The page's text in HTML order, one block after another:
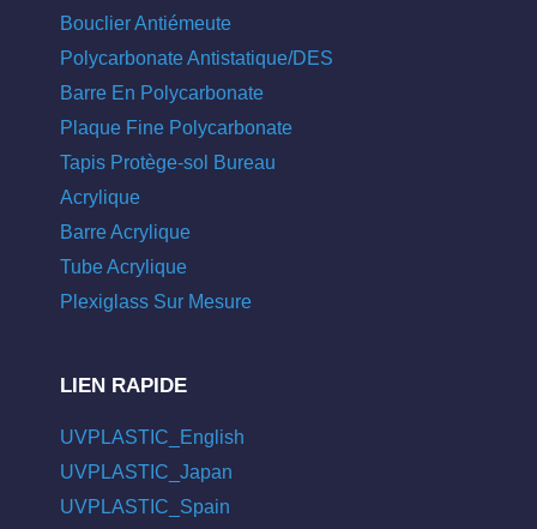
Bouclier Antiémeute
Polycarbonate Antistatique/DES
Barre En Polycarbonate
Plaque Fine Polycarbonate
Tapis Protège-sol Bureau
Acrylique
Barre Acrylique
Tube Acrylique
Plexiglass Sur Mesure
LIEN RAPIDE
UVPLASTIC_English
UVPLASTIC_Japan
UVPLASTIC_Spain